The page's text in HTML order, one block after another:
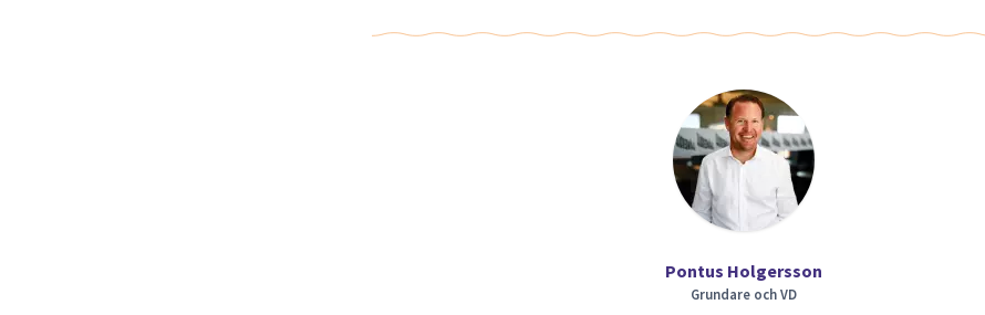
Pontus Holgersson
Grundare och VD